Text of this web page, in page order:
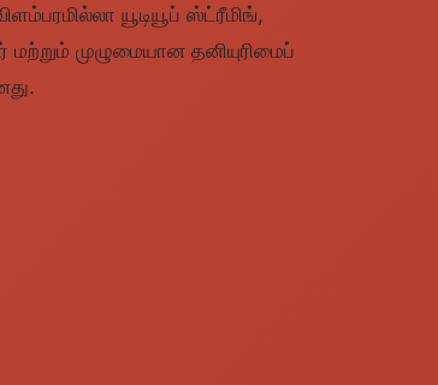
யூடியூப் ஸ்ட்ரீமிங்,
முழுமையான தனியுரிமைப்